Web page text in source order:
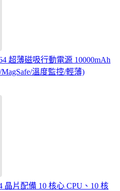
超薄磁吸行動電源 10000mAh
溫度監控/輕薄)
晶片配備 10 核心 CPU、10 核